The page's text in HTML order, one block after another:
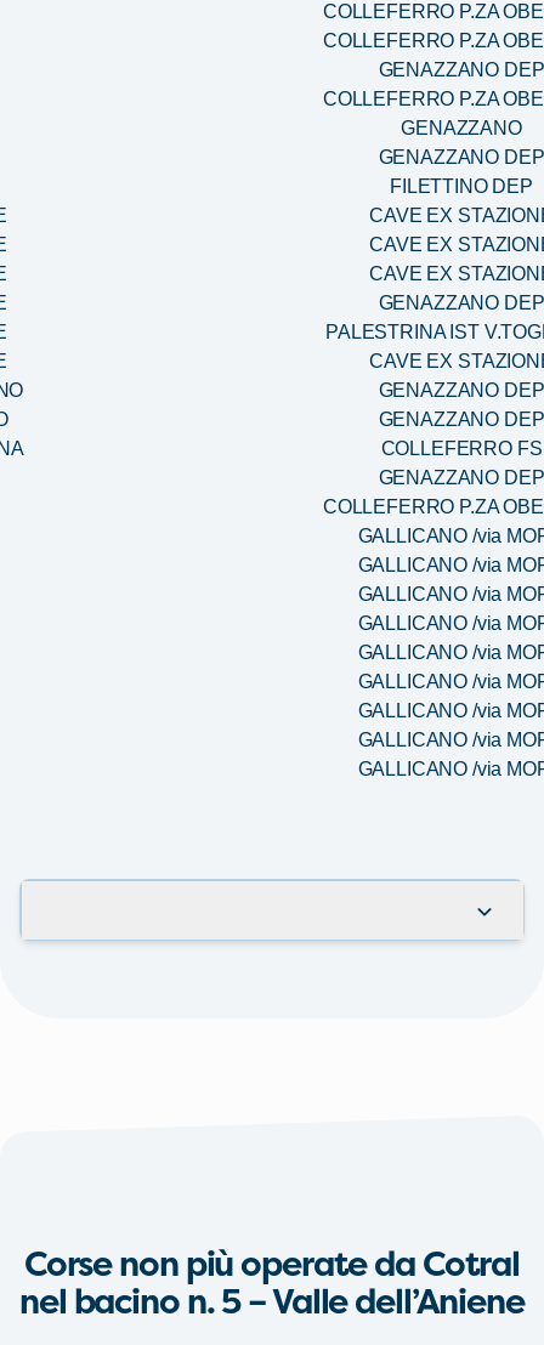
COLLEFERRO P.ZA
COLLEFERRO P.ZA
GENAZZANO DEP
COLLEFERRO P.ZA
GENAZZANO
GENAZZANO DEP
FILETTINO DEP
CAVE EX
CAVE EX
CAVE EX
GENAZZANO DEP
PALESTRINA IST
CAVE EX
GENAZZANO DEP
GENAZZANO DEP
COLLEFERRO FS
GENAZZANO DEP
COLLEFERRO P.ZA
GALLICANO /via
GALLICANO /via
GALLICANO /via
GALLICANO /via
GALLICANO /via
GALLICANO /via
GALLICANO /via
GALLICANO /via
GALLICANO /via
Corse non più operate da Cotral
nel bacino n. 5 – Valle dell’Aniene